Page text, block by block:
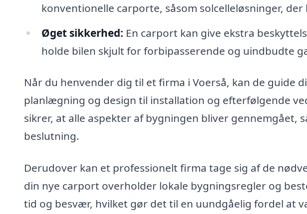
konventionelle carporte, såsom solcelleløsninger,
Øget sikkerhed: En carport kan give ekstra
holde bilen skjult for forbipasserende og uindbudte
Når du henvender dig til et firma i Voerså, kan de guide
planlægning og design til installation og efterfølgende
sikrer, at alle aspekter af bygningen bliver gennemgået,
beslutning.
Derudover kan et professionelt firma tage sig af de
din nye carport overholder lokale bygningsregler og
tid og besvær, hvilket gør det til en uundgåelig fordel at